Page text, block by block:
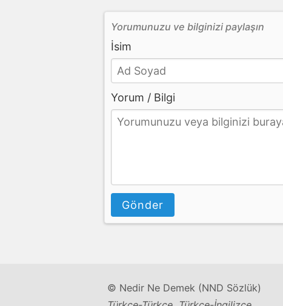
Yorumunuzu ve bilginizi paylaşın
İsim
Yorum / Bilgi
Gönder
© Nedir Ne Demek (NND Sözlük)